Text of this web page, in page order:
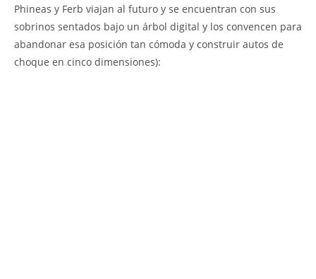
Phineas y Ferb viajan al futuro y se encuentran con sus
sobrinos sentados bajo un árbol digital y los convencen para
abandonar esa posición tan cómoda y construir autos de
choque en cinco dimensiones):